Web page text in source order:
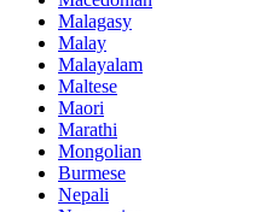
Malagasy
Malay
Malayalam
Maltese
Maori
Marathi
Mongolian
Burmese
Nepali